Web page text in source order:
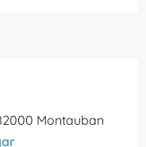
Montauban